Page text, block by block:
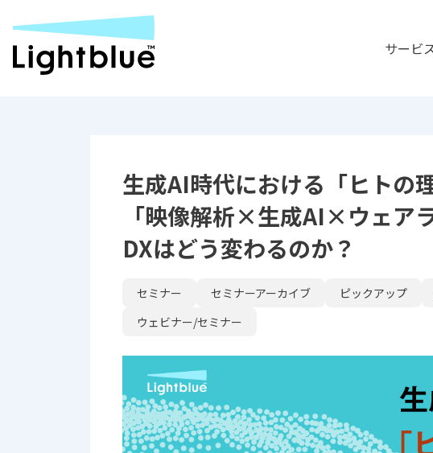
サービ
生成AI時代における「ヒトの
「映像解析×生成AI×ウェア
DXはどう変わるのか？
セミナー セミナーアーカイブ ピックアップ
ウェビナー/セミナー